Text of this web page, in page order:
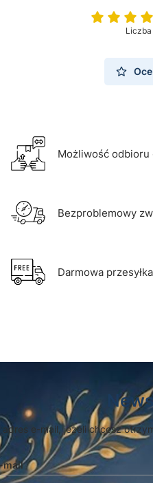
Możliwość
Bezproblemowy
Darmowa
adres e-mail, jeżeli chcesz
mail